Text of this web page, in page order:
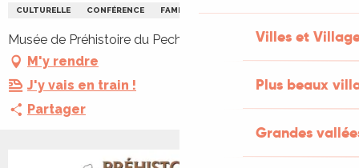
Villes et
Plus beaux
Grandes
CULTURELLE CONFÉRENCE FAMILLE
Musée de Préhistoire du Pech-Merle, 46330 Cabrerets
M'y rendre
J'y vais en train !
Partager